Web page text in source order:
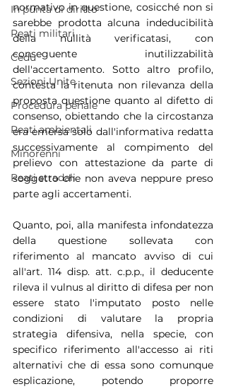
In punta di diritto
Reati militari
Cedu
Sezioni Unite
Procedura penale
Reati ambientali
Minorenni
Reati stradali
normativo in questione, cosicché non si
sarebbe prodotta alcuna indeducibilità
della nullità verificatasi, con
conseguente inutilizzabilità
dell'accertamento. Sotto altro profilo,
contesta la ritenuta non rilevanza della
proposta questione quanto al difetto di
consenso, obiettando che la circostanza
era emersa solo dall'informativa redatta
successivamente al compimento del
prelievo con attestazione da parte di
soggetto che non aveva neppure preso
parte agli accertamenti.
Quanto, poi, alla manifesta infondatezza
della questione sollevata con
riferimento al mancato avviso di cui
all'art. 114 disp. att. c.p.p., il deducente
rileva il vulnus al diritto di difesa per non
essere stato l'imputato posto nelle
condizioni di valutare la propria
strategia difensiva, nella specie, con
specifico riferimento all'accesso ai riti
alternativi che di essa sono comunque
esplicazione, potendo proporre